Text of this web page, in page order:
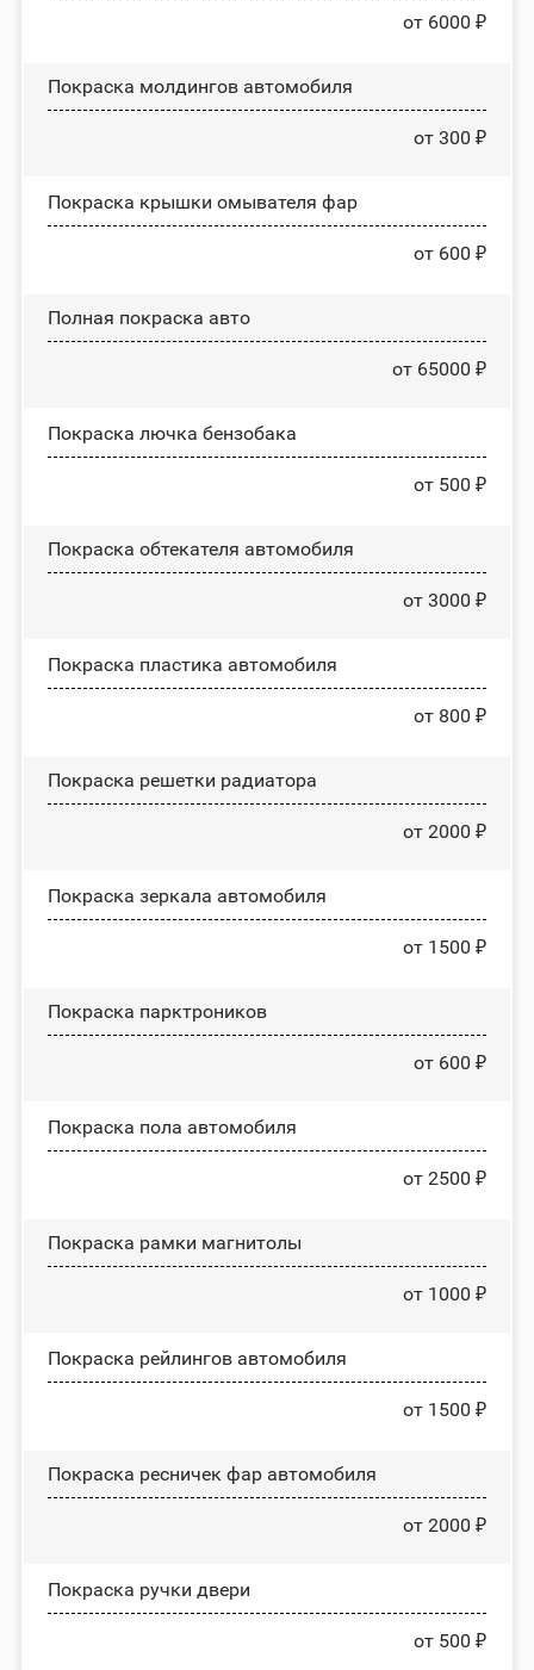
от 6000 ₽
Покраска молдингов автомобиля
от 300 ₽
Покраска крышки омывателя фар
от 600 ₽
Полная покраска авто
от 65000 ₽
Покраска лючка бензобака
от 500 ₽
Покраска обтекателя автомобиля
от 3000 ₽
Покраска пластика автомобиля
от 800 ₽
Покраска решетки радиатора
от 2000 ₽
Покраска зеркала автомобиля
от 1500 ₽
Покраска парктроников
от 600 ₽
Покраска пола автомобиля
от 2500 ₽
Покраска рамки магнитолы
от 1000 ₽
Покраска рейлингов автомобиля
от 1500 ₽
Покраска ресничек фар автомобиля
от 2000 ₽
Покраска ручки двери
от 500 ₽